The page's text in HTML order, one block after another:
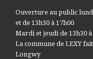
Ouverture au public
et de 13h30 à 17h00
Mardi et jeudi de 13h30 à
La commune de LEXY
Longwy